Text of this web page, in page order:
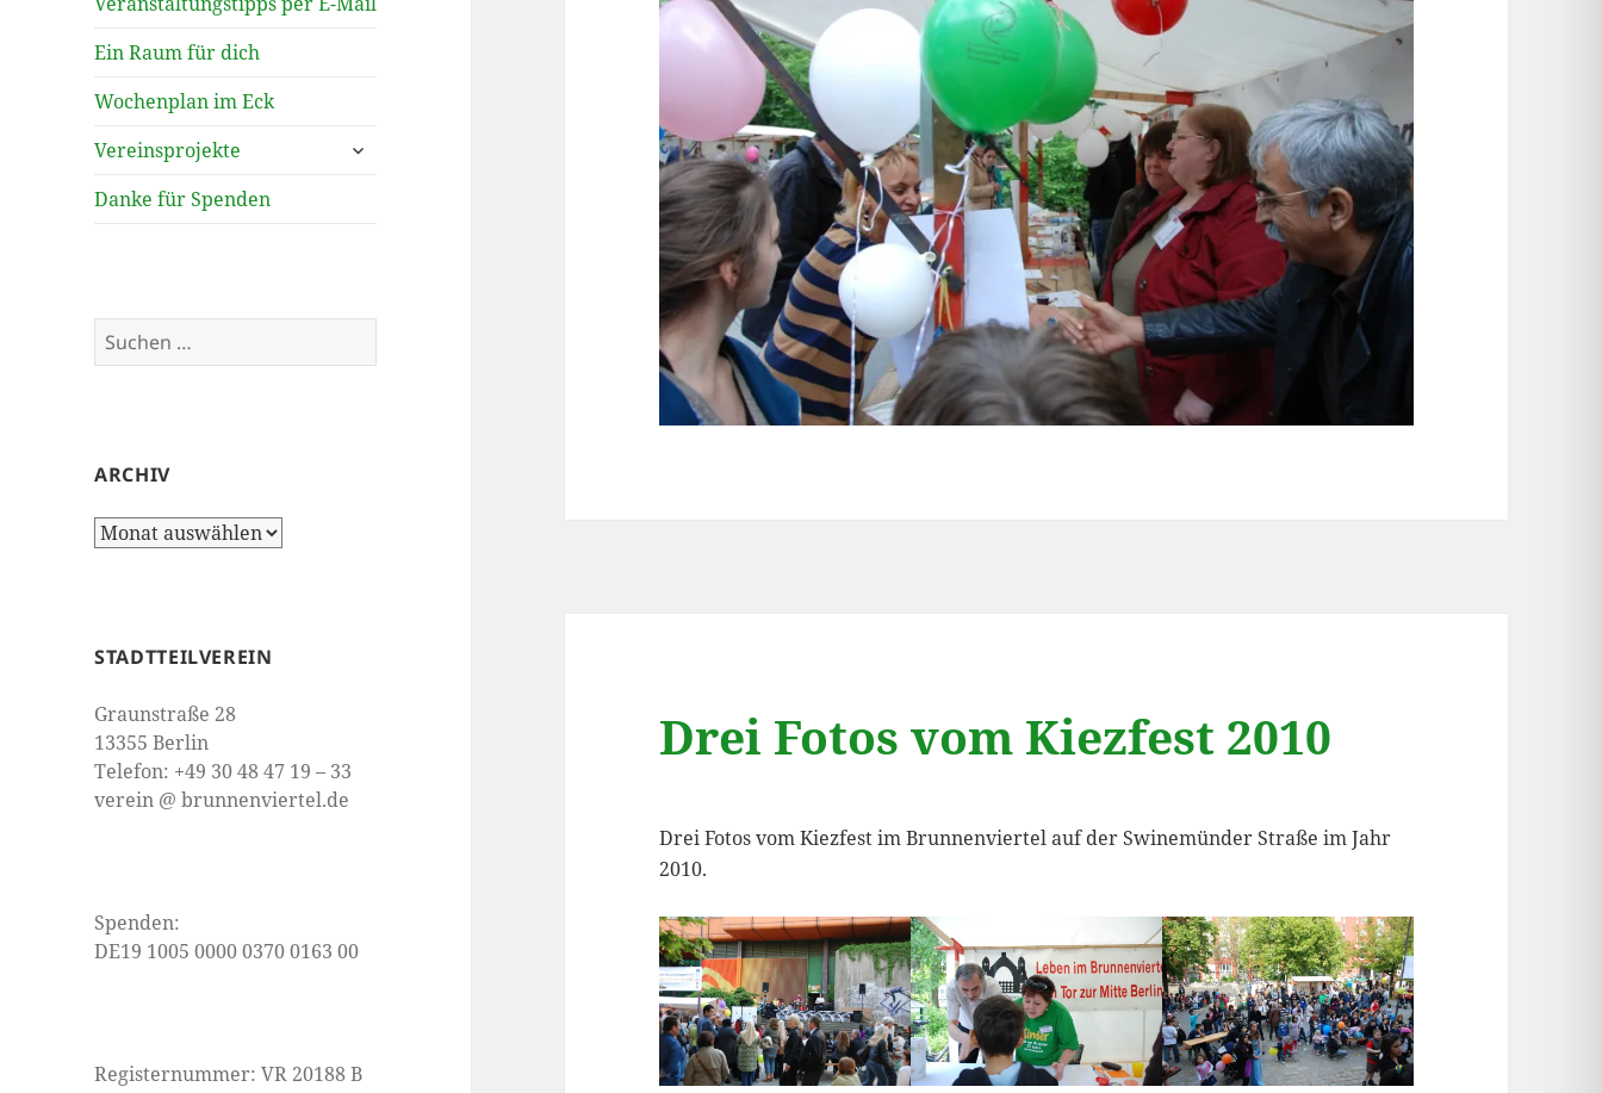
Ein Raum für dich
Wochenplan im Eck
Vereinsprojekte
untermenü
Danke für Spenden
Suchen
nach:
ARCHIV
Archiv
STADTTEILVEREIN
Graunstraße 28
13355 Berlin
Telefon: +49 30 48 47 19 – 33
verein @ brunnenviertel.de
Spenden:
DE19 1005 0000 0370 0163 00
Registernummer: VR 20188 B
Drei Fotos vom Kiezfest 2010
Drei Fotos vom Kiezfest im Brunnenviertel auf der Swinemünder Straße im Jahr
2010.